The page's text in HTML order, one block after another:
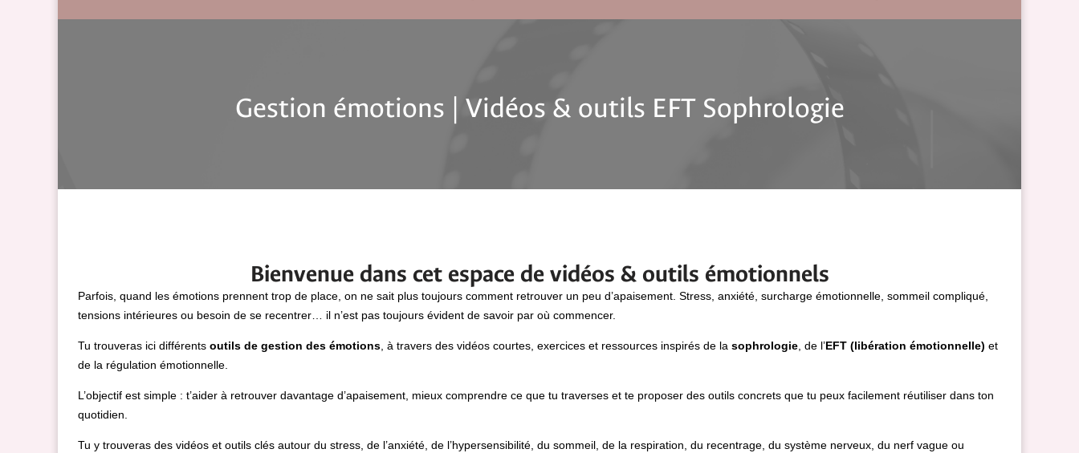
Gestion émotions | Vidéos & outils EFT Sophrologie
Bienvenue dans cet espace de vidéos & outils émotionnels
Parfois, quand les émotions prennent trop de place, on ne sait plus toujours comment retrouver un peu d’apaisement. Stress, anxiété, surcharge émotionnelle, sommeil compliqué,
tensions intérieures ou besoin de se recentrer… il n’est pas toujours évident de savoir par où commencer.
Tu trouveras ici différents outils de gestion des émotions , à travers des vidéos courtes, exercices et ressources inspirés de la sophrologie , de l’EFT (libération émotionnelle) et
de la régulation émotionnelle.
L’objectif est simple : t’aider à retrouver davantage d’apaisement, mieux comprendre ce que tu traverses et te proposer des outils concrets que tu peux facilement réutiliser dans ton
quotidien.
Tu y trouveras des vidéos et outils clés autour du stress, de l’anxiété, de l’hypersensibilité, du sommeil, de la respiration, du recentrage, du système nerveux, du nerf vague ou